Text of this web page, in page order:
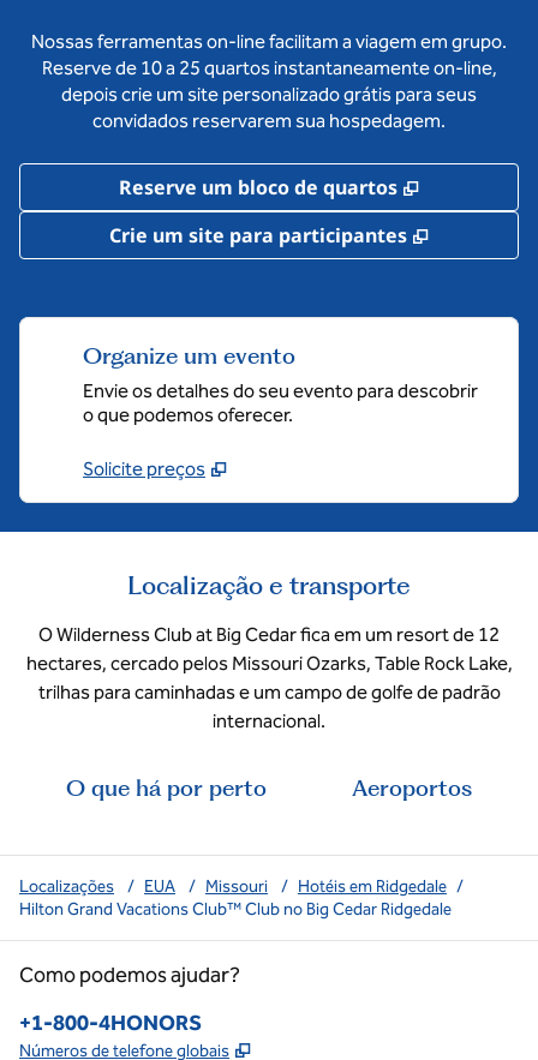
Nossas ferramentas on-line facilitam a viagem em grupo.
Reserve de 10 a 25 quartos instantaneamente on-line,
depois crie um site personalizado grátis para seus
convidados reservarem sua hospedagem.
Reserve um bloco de quartos ,
Crie um site para participantes
,
Organize um evento
Envie os detalhes do seu evento para descobrir
o que podemos oferecer.
Solicite preços
Localização e transporte
O Wilderness Club at Big Cedar fica em um resort de 12
hectares, cercado pelos Missouri Ozarks, Table Rock Lake,
trilhas para caminhadas e um campo de golfe de padrão
internacional.
O que há por perto Aeroportos
Localizações / EUA / Missouri / Hotéis em Ridgedale /
Hilton Grand Vacations Club™ Club no Big Cedar Ridgedale
Como podemos ajudar?
Telefone:
+1-800-4HONORS
Números de telefone globais ,